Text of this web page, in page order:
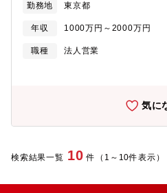
れている企業です。★高い成長性：
ます。★穏やかでフラットな社風：
ントとも近く、アットホームさもあ
ープンな環境で裁量権をもって業
力を持っております。※「保険金等
適当である」とされる基準 200%★
風：中途採用比率98％（2022年度
日）、残業も少なく働きやすい環境
案していただきます。【職務内容
継続的かつ多面的にコンタクトを
プと協働して顧客のニーズに対する
定・提案?当社グループがアレンジ
ルが取り扱う商品を適宜顧客へ紹介
当社グループは設立来、プライベー
ード・ファイナンスといった専門性
ォーカスしています。?今までに培
大株主となった米レイモンド・ジェ
豊富なパートナー達が迅速に意思決
勤務地 東京都
年収 1000万円～2000万円
職種
法人営業
気に
検索結果一覧 10 件（1～10件表示）